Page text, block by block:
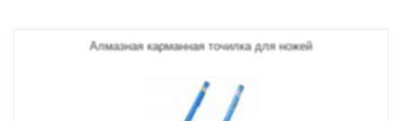
Алмазная карманная точилка для ножей